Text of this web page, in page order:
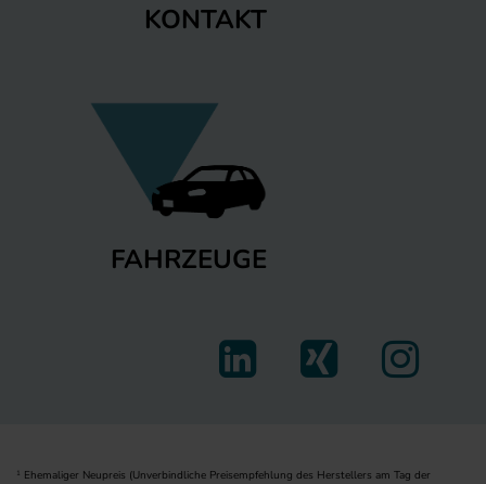
KONTAKT
FAHRZEUGE
1
Ehemaliger Neupreis (Unverbindliche Preisempfehlung des Herstellers am Tag der